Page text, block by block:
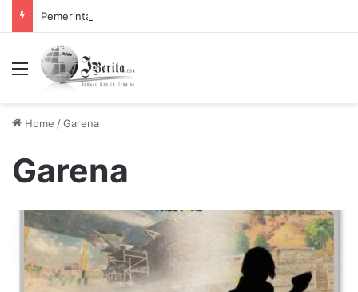
Menu
Home /Garena
Garena